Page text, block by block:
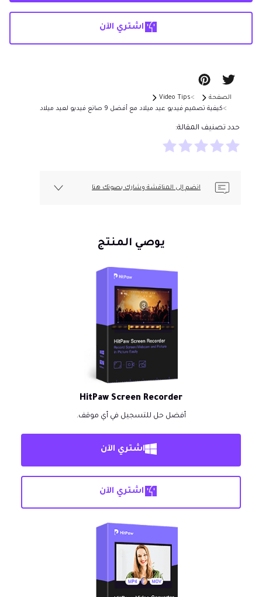
اشتري الآن
الصفحة
Video Tips
كيفية تصميم فيديو عيد ميلاد مع أفضل 9 صانع فيديو لعيد ميلاد
حدد تصنيف المقالة:
انضم إلى المناقشة وشارك بصوتك هنا
يوصي المنتج
HitPaw Screen Recorder
أفضل حل للتسجيل في أي موقف.
اشتري الآن
اشتري الآن